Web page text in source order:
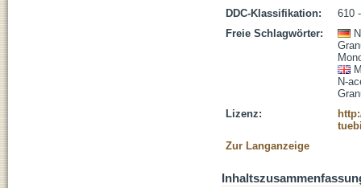
DDC-Klassifikation:
610
Freie Schlagwörter:
N-
Lizenz:
Zur Langanzeige